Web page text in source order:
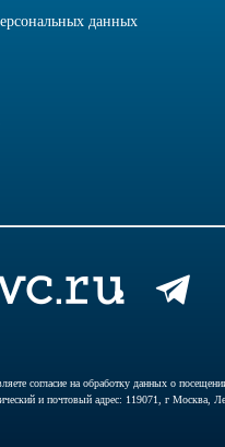
данных
согласие на обработку данных о
и почтовый адрес: 119071, г Москва,